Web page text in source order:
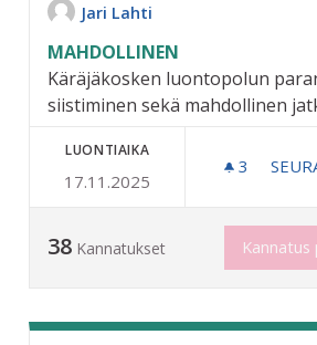
Jari Lahti
MAHDOLLINEN
Käräjäkosken luontopolun
siistiminen sekä mahdollinen
LUONTIAIKA
17.11.2025
3 3
38 Kannatukset